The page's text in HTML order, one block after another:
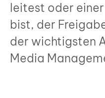
lei­test oder einer
bist, der
der wich­tigs­ten
Media